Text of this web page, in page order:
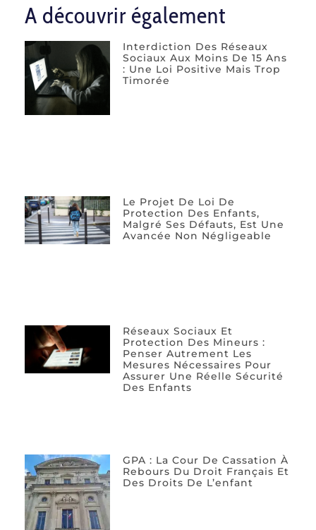
A découvrir également
Interdiction Des Réseaux
Sociaux Aux Moins De 15 Ans
: Une Loi Positive Mais Trop
Timorée
Le Projet De Loi De
Protection Des Enfants,
Malgré Ses Défauts, Est Une
Avancée Non Négligeable
Réseaux Sociaux Et
Protection Des Mineurs :
Penser Autrement Les
Mesures Nécessaires Pour
Assurer Une Réelle Sécurité
Des Enfants
GPA : La Cour De Cassation À
Rebours Du Droit Français Et
Des Droits De L’enfant